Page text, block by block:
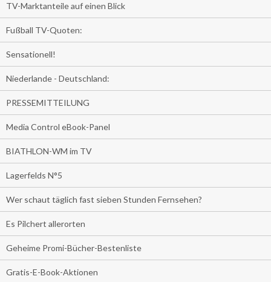
TV-Marktanteile auf einen Blick
Fußball TV-Quoten:
Sensationell!
Niederlande - Deutschland:
PRESSEMITTEILUNG
Media Control eBook-Panel
BIATHLON-WM im TV
Lagerfelds N°5
Wer schaut täglich fast sieben Stunden Fernsehen?
Es Pilchert allerorten
Geheime Promi-Bücher-Bestenliste
Gratis-E-Book-Aktionen